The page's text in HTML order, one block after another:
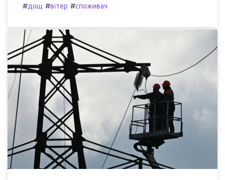
#дощ #вітер #споживач